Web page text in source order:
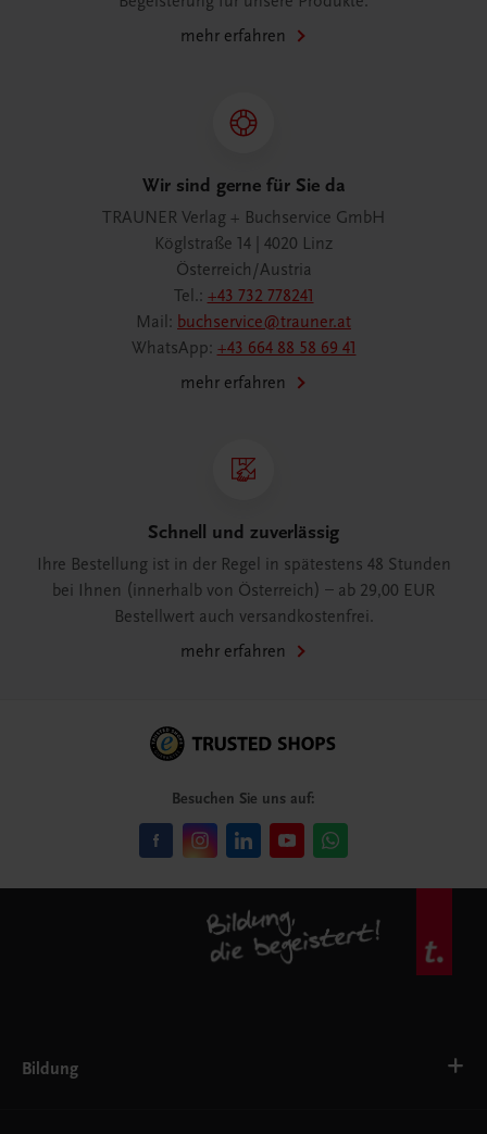
mehr erfahren
Wir sind gerne für Sie da
TRAUNER Verlag + Buchservice GmbH
Köglstraße 14 | 4020 Linz
Österreich/Austria
Tel.: +43 732 778241
Mail: buchservice@trauner.at
WhatsApp: +43 664 88 58 69 41
mehr erfahren
Schnell und zuverlässig
Ihre Bestellung ist in der Regel in spätestens 48 Stunden
bei Ihnen (innerhalb von Österreich) – ab 29,00 EUR
Bestellwert auch versandkostenfrei.
mehr erfahren
Besuchen Sie uns auf:
Bildung